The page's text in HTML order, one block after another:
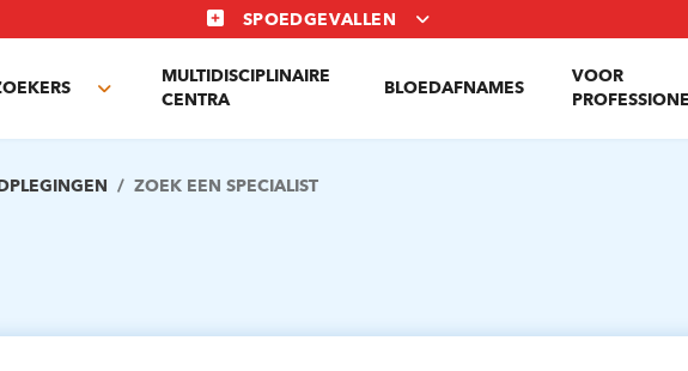
SPOEDGEVALLEN
Toggle
MULTIDISCIPLINAIRE
CENTRA
BLOEDAFNAMES
VOOR
ZOEK EEN SPECIALIST